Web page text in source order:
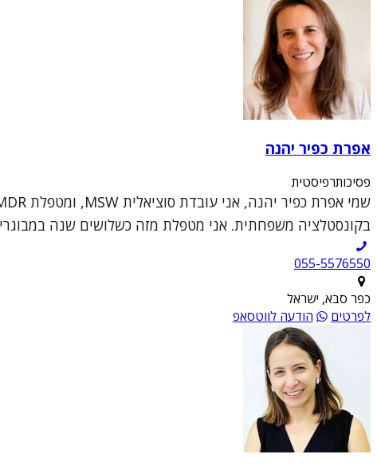
אפרת כפיר יהנה
פסיכותרפיסטית
בקונסטלציה משפחתית. אני מטפלת מזה כשלושים שנה
055-5576550
כפר סבא, ישראל
לפרטים
הודעה לווטסאפ